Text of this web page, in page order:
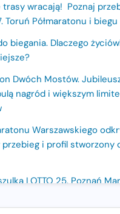
trasy wracają! Poznaj
Toruń Półmaratonu i
biegania. Dlaczego
Dwóch Mostów.
nagród i większym
Warszawskiego
przebieg i profil stworzony
LOTTO 25. Poznań